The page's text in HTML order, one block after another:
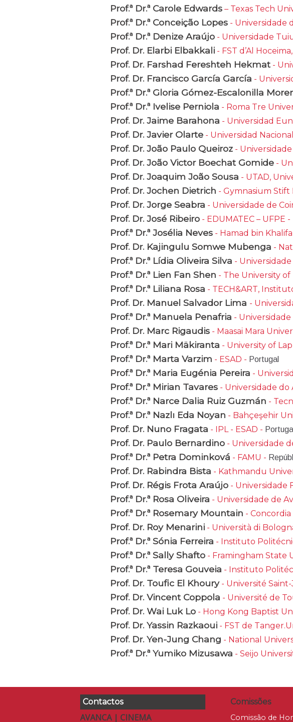
Prof.ª Dr.ª Carole Edwards – Texas Tech
Prof.ª Dr.ª Conceição Lopes - Universidade
Prof.ª Dr.ª Denize Araújo - Universidade
Prof. Dr. Elarbi Elbakkali - FST d’Al
Prof. Dr. Farshad Fereshteh Hekmat -
Prof. Dr. Francisco García García -
Prof.ª Dr.ª Gloria Gómez-Escalonilla
Prof.ª Dr.ª Ivelise Perniola - Roma Tre
Prof. Dr. Jaime Barahona - Universidad
Prof. Dr. Javier Olarte - Universidad
Prof. Dr. João Paulo Queiroz -
Prof. Dr. João Victor Boechat Gomide -
Prof. Dr. Joaquim João Sousa - UTAD,
Prof. Dr. Jochen Dietrich - Gymnasium
Prof. Dr. Jorge Seabra - Universidade de
Prof. Dr. José Ribeiro - EDUMATEC – UFPE -
Prof.ª Dr.ª Josélia Neves - Hamad bin
Prof. Dr. Kajingulu Somwe Mubenga -
Prof.ª Dr.ª Lídia Oliveira Silva -
Prof.ª Dr.ª Lien Fan Shen - The University of
Prof.ª Dr.ª Liliana Rosa - TECH&ART,
Prof. Dr. Manuel Salvador Lima -
Prof.ª Dr.ª Manuela Penafria -
Prof. Dr. Marc Rigaudis - Maasai Mara
Prof.ª Dr.ª Mari Mäkiranta - University of
Prof.ª Dr.ª Marta Varzim - ESAD - Portugal
Prof.ª Dr.ª Maria Eugénia Pereira -
Prof.ª Dr.ª Mirian Tavares - Universidade do
Prof.ª Dr.ª Narce Dalia Ruiz Guzmán -
Prof.ª Dr.ª Nazlı Eda Noyan - Bahçeşehir
Prof. Dr. Nuno Fragata - IPL - ESAD - Portugal
Prof. Dr. Paulo Bernardino - Universidade
Prof.ª Dr.ª Petra Dominková - FAMU -
Prof. Dr. Rabindra Bista - Kathmandu
Prof. Dr. Régis Frota Araújo - Universidade
Prof.ª Dr.ª Rosa Oliveira - Universidade de
Prof.ª Dr.ª Rosemary Mountain -
Prof. Dr. Roy Menarini - Università di
Prof.ª Dr.ª Sónia Ferreira - Instituto
Prof.ª Dr.ª Sally Shafto - Framingham State
Prof.ª Dr.ª Teresa Gouveia - Instituto
Prof. Dr. Toufic El Khoury- Université
Prof. Dr. Vincent Coppola - Université de
Prof. Dr. Wai Luk Lo - Hong Kong Baptist
Prof. Dr. Yassin Razkaoui - FST de
Prof. Dr. Yen-Jung Chang - National
Prof.ª Dr.ª Yumiko Mizusawa - Seijo
Contactos
AVANCA | CINEMA
Comissões
Comissão de